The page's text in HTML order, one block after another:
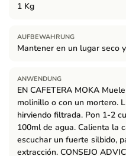
1 Kg
AUFBEWAHRUNG
Mantener en un lugar seco
ANWENDUNG
EN CAFETERA MOKA
molinillo o con un mortero.
hirviendo filtrada. Pon 1-2
100ml de agua. Calienta la
escuchar un fuerte silbido,
extracción. CONSEJO